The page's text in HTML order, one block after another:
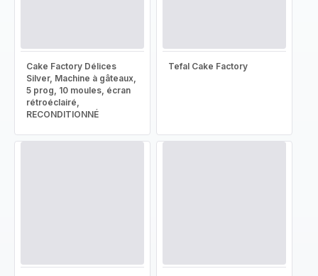
Cake Factory Délices
Silver, Machine à gâteaux,
5 prog, 10 moules, écran
rétroéclairé,
RECONDITIONNÉ
Tefal Cake Factory